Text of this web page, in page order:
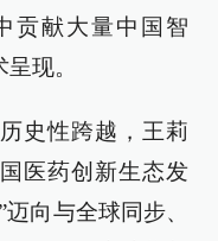
贡献大量中国智
现。
史性跨越，王莉
医药创新生态发
向与全球同步、